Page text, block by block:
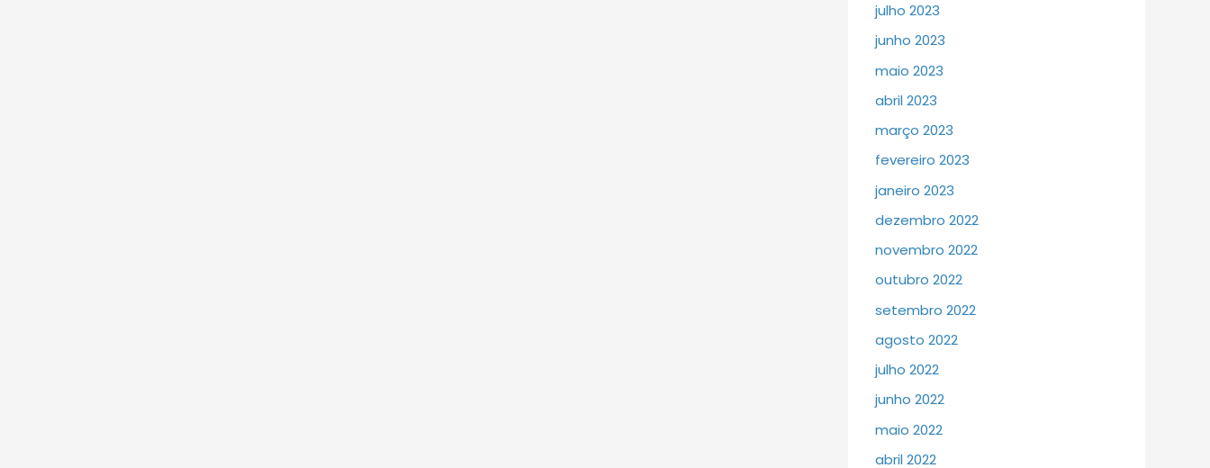
julho 2023
junho 2023
maio 2023
abril 2023
março 2023
fevereiro 2023
janeiro 2023
dezembro 2022
novembro 2022
outubro 2022
setembro 2022
agosto 2022
julho 2022
junho 2022
maio 2022
abril 2022